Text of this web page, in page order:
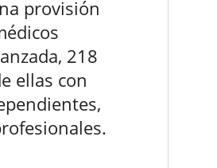
provisión
218
ellas con